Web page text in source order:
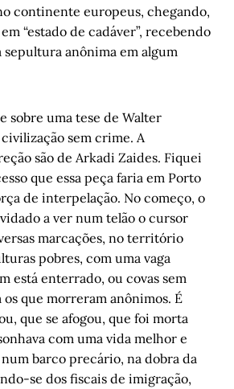
continente europeus, chegando,
“estado de cadáver”, recebendo
sepultura anônima em algum
sobre uma tese de Walter
sem crime. A
são de Arkadi Zaides. Fiquei
que essa peça faria em Porto
de interpelação. No começo, o
a ver num telão o cursor
marcações, no território
pobres, com uma vaga
está enterrado, ou covas sem
que morreram anônimos. É
que se afogou, que foi morta
com uma vida melhor e
barco precário, na dobra da
se dos fiscais de imigração,